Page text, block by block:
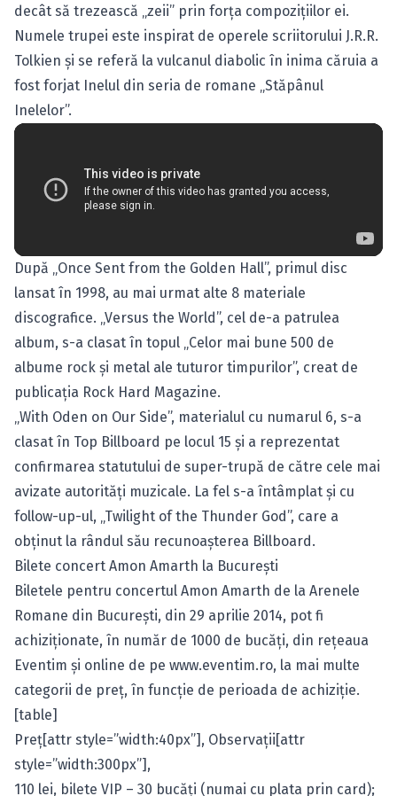
decât să trezească „zeii” prin forţa compoziţiilor ei.
Numele trupei este inspirat de operele scriitorului J.R.R.
Tolkien şi se referă la vulcanul diabolic în inima căruia a
fost forjat Inelul din seria de romane „Stăpânul
Inelelor”.
După „Once Sent from the Golden Hall”, primul disc
lansat în 1998, au mai urmat alte 8 materiale
discografice. „Versus the World”, cel de-a patrulea
album, s-a clasat în topul „Celor mai bune 500 de
albume rock şi metal ale tuturor timpurilor”, creat de
publicaţia Rock Hard Magazine.
„With Oden on Our Side”, materialul cu numarul 6, s-a
clasat în Top Billboard pe locul 15 şi a reprezentat
confirmarea statutului de super-trupă de către cele mai
avizate autorităţi muzicale. La fel s-a întâmplat şi cu
follow-up-ul, „Twilight of the Thunder God”, care a
obţinut la rândul său recunoaşterea Billboard.
Bilete concert Amon Amarth la Bucureşti
Biletele pentru concertul Amon Amarth de la Arenele
Romane din Bucureşti, din 29 aprilie 2014, pot fi
achiziţionate, în număr de 1000 de bucăţi, din reţeaua
Eventim şi online de pe www.eventim.ro, la mai multe
categorii de preţ, în funcţie de perioada de achiziţie.
[table]
Preţ[attr style=”width:40px”], Observaţii[attr
style=”width:300px”],
110 lei, bilete VIP – 30 bucăţi (numai cu plata prin card);